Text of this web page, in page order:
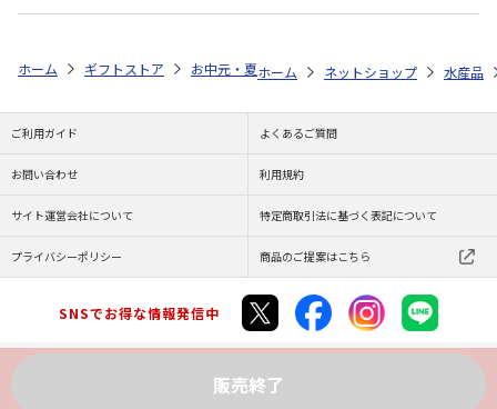
販売終了
ホーム ギフトストア お中元・夏ギフト特集 2026 ゆうゆうギフト
ホーム ネットショップ 水産品
ご利用ガイド よくあるご質問
お問い合わせ 利用規約
サイト運営会社について 特定商取引法に基づく表記について
プライバシーポリシー 商品のご提案はこちら
SNSでお得な情報発信中